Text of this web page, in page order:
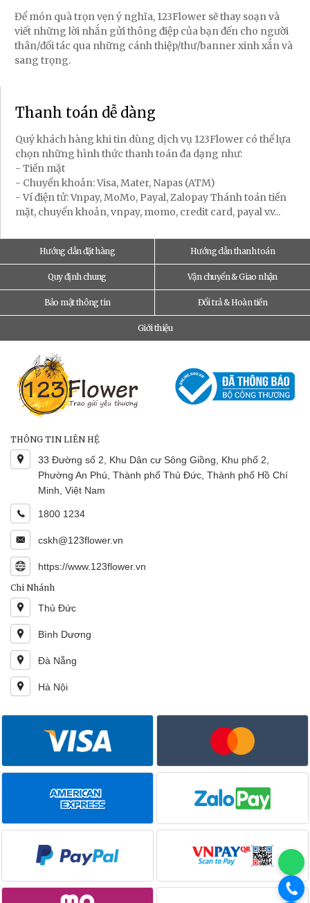
Để món quà trọn vẹn ý nghĩa, 123Flower sẽ thay soạn và
viết những lời nhắn gửi thông điệp của bạn đến cho người
thân/đối tác qua những cánh thiệp/thư/banner xinh xắn và
sang trọng.
Thanh toán dễ dàng
Quý khách hàng khi tin dùng dịch vụ 123Flower có thể lựa
chọn những hình thức thanh toán đa dạng như:
- Tiền mặt
- Chuyển khoản: Visa, Mater, Napas (ATM)
- Ví điện tử: Vnpay, MoMo, Payal, Zalopay Thánh toán tiền
mặt, chuyển khoản, vnpay, momo, credit card, payal v.v...
Hướng dẫn đặt hàng Hướng dẫn thanh toán
Quy định chung Vận chuyển & Giao nhận
Bảo mật thông tin Đổi trả & Hoàn tiền
Giới thiệu
THÔNG TIN LIÊN HỆ
33 Đường số 2, Khu Dân cư Sông Giồng, Khu phố 2,
Phường An Phú, Thành phố Thủ Đức, Thành phố Hồ Chí
Minh, Việt Nam
1800 1234
cskh@123flower.vn
https://www.123flower.vn
Chi Nhánh
Thủ Đức
Bình Dương
Đà Nẵng
Hà Nội